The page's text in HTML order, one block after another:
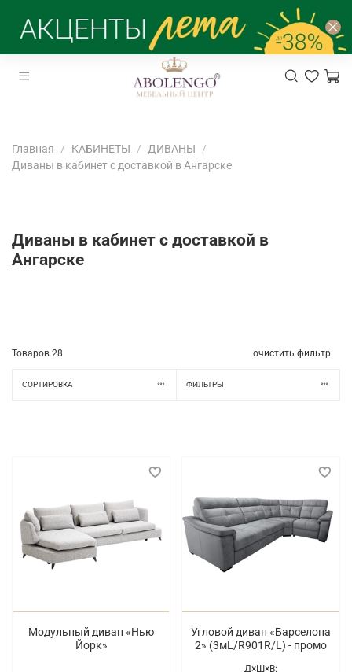
Главная КАБИНЕТЫ
ДИВАНЫ
Диваны в кабинет с доставкой в Ангарске
Диваны в кабинет с доставкой в
Ангарске
Товаров 28 очистить фильтр
СОРТИРОВКА ФИЛЬТРЫ
Модульный диван «Нью
Йорк»
Угловой диван «Барселона
2» (3мL/R901R/L) - промо
Д×Ш×В: